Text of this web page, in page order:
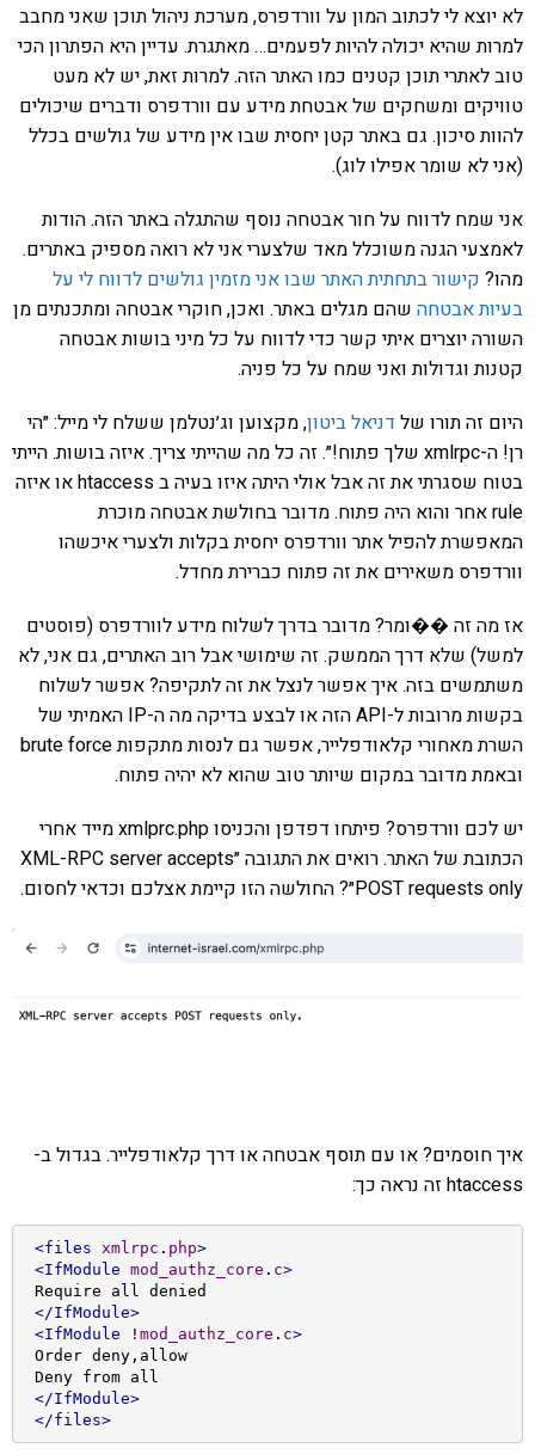
לא יוצא לי לכתוב המון על וורדפרס, מערכת ניהול תוכן שאני מחבב
למרות שהיא יכולה להיות לפעמים… מאתגרת. עדיין היא הפתרון הכי
טוב לאתרי תוכן קטנים כמו האתר הזה. למרות זאת, יש לא מעט
טוויקים ומשחקים של אבטחת מידע עם וורדפרס ודברים שיכולים
להוות סיכון. גם באתר קטן יחסית שבו אין מידע של גולשים בכלל
(אני לא שומר אפילו לוג).
אני שמח לדווח על חור אבטחה נוסף שהתגלה באתר הזה. הודות
לאמצעי הגנה משוכלל מאד שלצערי אני לא רואה מספיק באתרים.
מהו? קישור בתחתית האתר שבו אני מזמין גולשים לדווח לי על
בעיות אבטחה שהם מגלים באתר. ואכן, חוקרי אבטחה ומתכנתים מן
השורה יוצרים איתי קשר כדי לדווח על כל מיני בושות אבטחה
קטנות וגדולות ואני שמח על כל פניה.
היום זה תורו של דניאל ביטון, מקצוען וג׳נטלמן ששלח לי מייל: ״הי
רן! ה-xmlrpc שלך פתוח!״. זה כל מה שהייתי צריך. איזה בושות. הייתי
בטוח שסגרתי את זה אבל אולי היתה איזו בעיה ב htaccess או איזה
rule אחר והוא היה פתוח. מדובר בחולשת אבטחה מוכרת
המאפשרת להפיל אתר וורדפרס יחסית בקלות ולצערי איכשהו
וורדפרס משאירים את זה פתוח כברירת מחדל.
אז מה זה ��ומר? מדובר בדרך לשלוח מידע לוורדפרס (פוסטים
למשל) שלא דרך הממשק. זה שימושי אבל רוב האתרים, גם אני, לא
משתמשים בזה. איך אפשר לנצל את זה לתקיפה? אפשר לשלוח
בקשות מרובות ל-API הזה או לבצע בדיקה מה ה-IP האמיתי של
השרת מאחורי קלאודפלייר, אפשר גם לנסות מתקפות brute force
ובאמת מדובר במקום שיותר טוב שהוא לא יהיה פתוח.
יש לכם וורדפרס? פיתחו דפדפן והכניסו xmlprc.php מייד אחרי
הכתובת של האתר. רואים את התגובה ״XML-RPC server accepts
POST requests only״? החולשה הזו קיימת אצלכם וכדאי לחסום.
איך חוסמים? או עם תוסף אבטחה או דרך קלאודפלייר. בגדול ב-
htaccess זה נראה כך:
<files xmlrpc . php>
<IfModule mod_authz_core . c>
</IfModule>
<IfModule ! mod_authz_core . c>
</IfModule>
</files>